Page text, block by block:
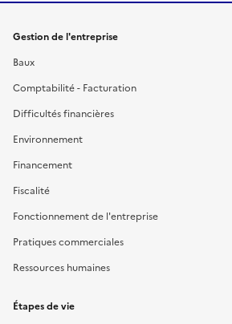
Gestion de l'entreprise
Baux
Comptabilité - Facturation
Difficultés financières
Environnement
Financement
Fiscalité
Fonctionnement de l'entreprise
Pratiques commerciales
Ressources humaines
Étapes de vie